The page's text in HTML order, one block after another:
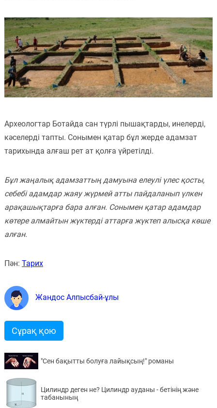
Археологтар Ботайда сан түрлі пышақтарды, инелерді,
кәселерді тапты. Сонымен қатар бұл жерде адамзат
тарихында алғаш рет ат қолға үйретілді.
Бұл жаңалық адамзаттың дамуына елеулі үлес қосты,
себебі адамдар жаяу жүрмей атты пайдаланып үлкен
арақашықтарға бара алған. Сонымен қатар адамдар
көтере алмайтын жүктерді аттарға жүктеп алысқа көше
алған.
Пән: Тарих
Жандос Алпысбай-ұлы
Сұрақ қою
"Сен бақытты болуға лайықсың!" романы
Цилиндр деген не? Цилиндр ауданы - бетінің және
табанының